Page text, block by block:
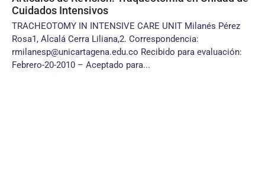
Cuidados Intensivos
TRACHEOTOMY IN INTENSIVE CARE UNIT Milanés Pérez
Rosa1, Alcalá Cerra Liliana,2. Correspondencia:
rmilanesp@unicartagena.edu.co Recibido para evaluación:
Febrero-20-2010 – Aceptado para...